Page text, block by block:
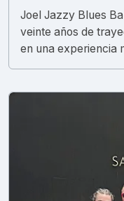
Joel Jazzy Blues
veinte años de
en una experiencia